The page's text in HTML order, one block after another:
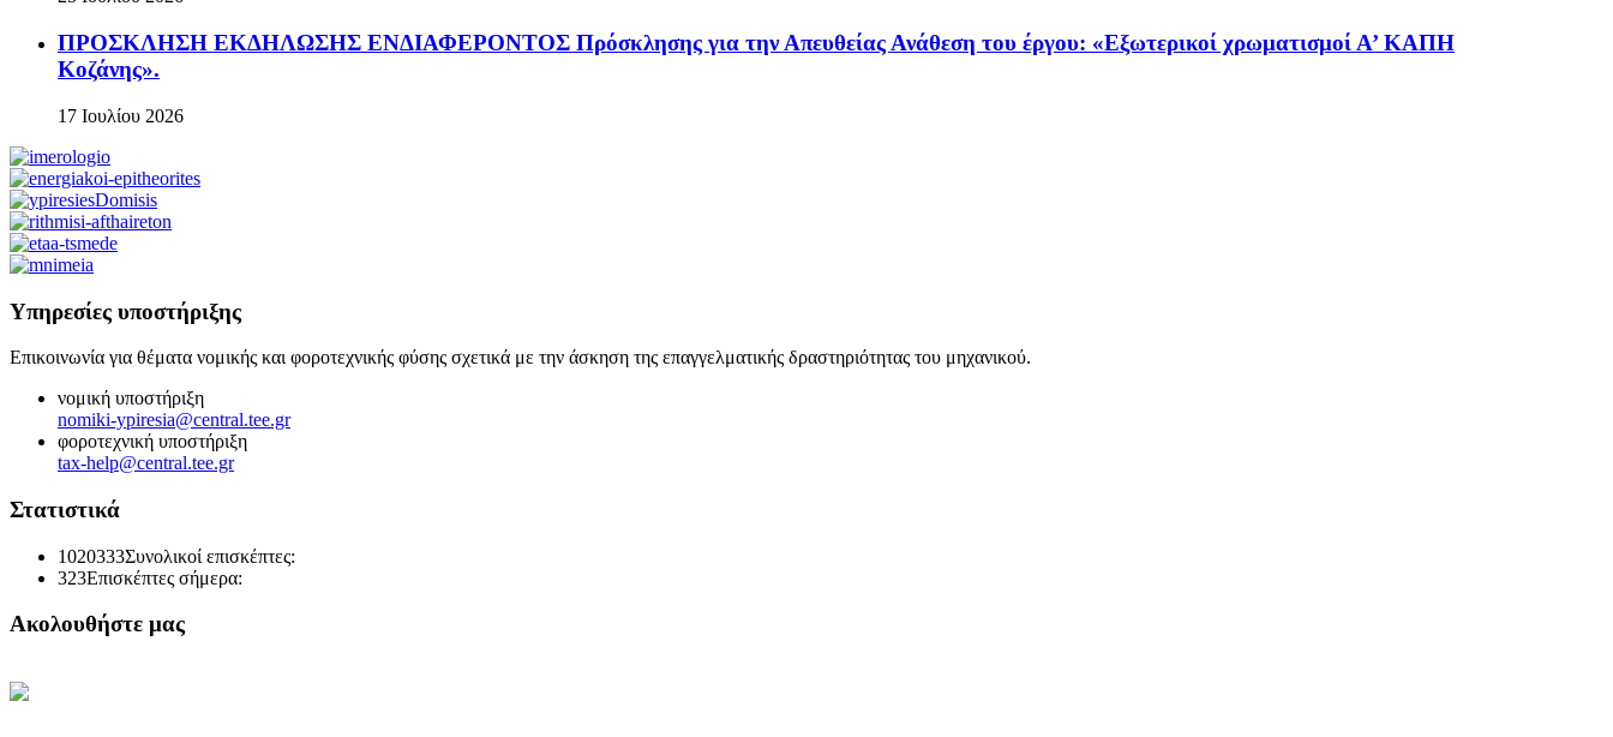
ΠΡΟΣΚΛΗΣΗ ΕΚΔΗΛΩΣΗΣ ΕΝΔΙΑΦΕΡΟΝΤΟΣ Πρόσκλησης για την Απευθείας Ανάθεση του έργου: «Εξωτερικοί χρωματισμοί Α’ ΚΑΠΗ
Κοζάνης».
17 Ιουλίου 2026
Υπηρεσίες υποστήριξης
Επικοινωνία για θέματα νομικής και φοροτεχνικής φύσης σχετικά με την άσκηση της επαγγελματικής δραστηριότητας του μηχανικού.
νομική υποστήριξη
nomiki-ypiresia@central.tee.gr
φοροτεχνική υποστήριξη
tax-help@central.tee.gr
Στατιστικά
1020333Συνολικοί επισκέπτες:
323Επισκέπτες σήμερα:
Ακολουθήστε μας